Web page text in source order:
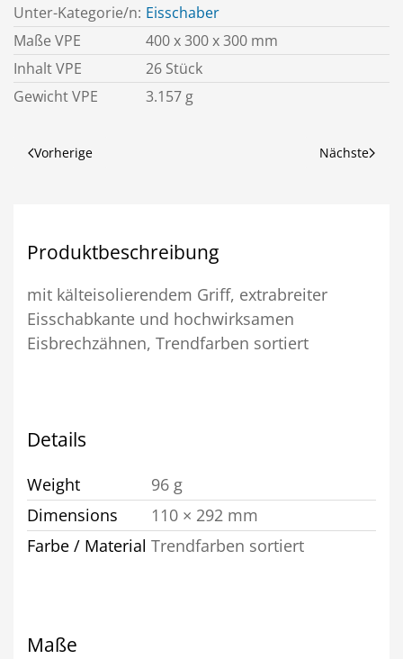
Unter-Kategorie/n: Eisschaber
Maße VPE
400 x 300 x 300 mm
Inhalt VPE
26 Stück
Gewicht VPE
3.157 g
Vorherige Nächste
Produktbeschreibung
mit kälteisolierendem Griff, extrabreiter
Eisschabkante und hochwirksamen
Eisbrechzähnen, Trendfarben sortiert
Details
Weight
96 g
Dimensions
110 × 292 mm
Farbe / Material Trendfarben sortiert
Maße